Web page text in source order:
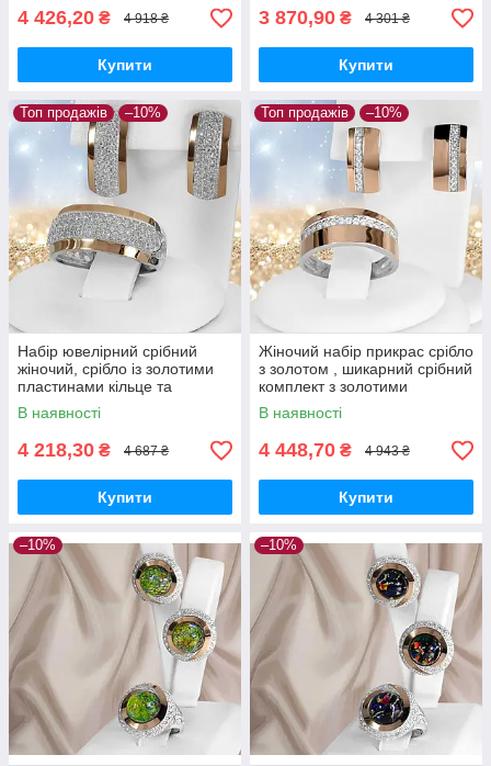
4 426,20 ₴ 4 918 ₴
Купити
3 870,90 ₴ 4 301 ₴
Купити
Топ продажів –10%
Набір ювелірний срібний
жіночий, срібло із золотими
пластинами кільце та
сережки, жіночий набір
прикрас
В наявності
4 218,30 ₴ 4 687 ₴
Купити
Топ продажів –10%
Жіночий набір прикрас срібло
з золотом , шикарний срібний
комплект з золотими
пластинами
В наявності
4 448,70 ₴ 4 943 ₴
Купити
–10% –10%